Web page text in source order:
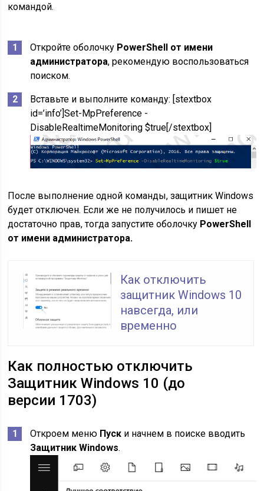
командой.
Откройте оболочку PowerShell от имени
администратора, рекомендую воспользоваться
поиском.
Вставьте и выполните команду: [stextbox
id=’info’]Set-MpPreference -
DisableRealtimeMonitoring $true[/stextbox]
После выполнение одной команды, защитник Windows
будет отключен. Если же не получилось и пишет не
достаточно прав, тогда запустите оболочку PowerShell
от имени администратора.
Как отключить
защитник Windows 10
навсегда, или
временно
Как полностью отключить
Защитник Windows 10 (до
версии 1703)
Откроем меню Пуск и начнем в поиске вводить
Защитник Windows.